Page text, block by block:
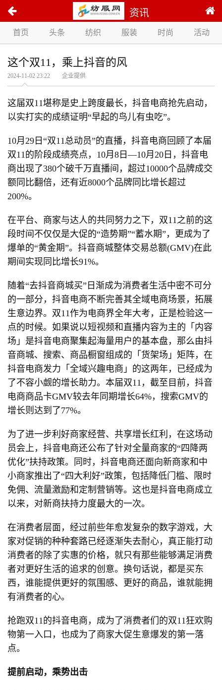
资讯
首页 头条 纺织 服装 时尚 活动
这个双11，乘上抖音的风
2024-11-02 23:22 企业提供
这届双11堪称是史上跨度最长，抖音电商抢先启动，
以实打实的成绩证明“早起的鸟儿有虫吃”。
10月29日“双11总动员”的直播，抖音电商回顾了本届
双11的阶段成绩亮点，10月8日—10月20日，抖音电
商出现了380个破千万直播间，超过10000个品牌成交
额同比翻倍，还有近8000个品牌同比增长超过
200%。
在平台、商家与达人的共同努力之下，双11之前的这
段时间不仅仅是大促的“造势期”“蓄水期”，更成为了
爆单的“黄金期”。抖音商城整体交易总额(GMV)在此
期间实现同比增长91%。
随着“去抖音商城买”日渐成为消费者生活中密不可分
的一部分，抖音电商不断完善其全域电商场景，拓展
生意边界。双11作为电商界全年大考，正是检验这一
点的时候。如果说以短视频和直播内容为主的「内容
场」是抖音电商聚集起海量用户的基本盘，那么由抖
音商城、搜索、商品橱窗组成的「货架场」矩阵，在
抖音电商发力「全域兴趣电商」的这两年，已经成为
了不容小觑的增长助力。本届双11，截至目前，抖音
电商商品卡GMV较去年同期增长64%，搜索GMV的
增长则达到了77%。
为了进一步利好商家经营、共享增长红利，在这场动
员会上，抖音电商还公布了针对全量商家的“四降两
优化”扶持政策。同时，抖音电商还面向新商家和中
小商家推出了“四大利好”政策，包括降低门槛、限时
免佣、流量激励和定制营销等。这也是抖音电商成立
以来，对新商扶持力度最大的一次。
在消费者层面，经过前些年愈发复杂的数字游戏，大
家对促销的种种套路已经逐渐失去耐心，真正能打动
消费者的除了实惠的价格，就只有那些能够满足消费
者对更好生活的追求的创意。换句话说，都是买东
西，谁能提供更好的氛围感、更好的商品，谁就能拥
有消费者的心。
抢跑双11的抖音电商，成为了消费者们的双11狂欢购
物第一入口，也成为了商家大促生意爆发的第一落
点。
提前启动，乘势出击